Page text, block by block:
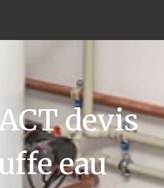
devis
eau